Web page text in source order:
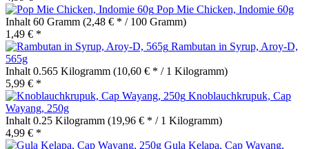
Pop Mie Chicken, Indomie 60g
Inhalt 60 Gramm (2,48 € * / 100 Gramm)
1,49 € *
Rambutan in Syrup, Aroy-D,
565g
Inhalt 0.565 Kilogramm (10,60 € * / 1 Kilogramm)
5,99 € *
Knoblauchkrupuk, Cap
Wayang, 250g
Inhalt 0.25 Kilogramm (19,96 € * / 1 Kilogramm)
4,99 € *
Gula Kelapa, Cap Wayang,